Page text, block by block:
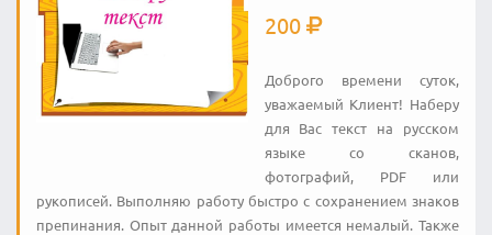
200
Доброго времени суток,
уважаемый Клиент! Наберу
для Вас текст на русском
языке со сканов,
фотографий, PDF или
рукописей. Выполняю работу быстро с сохранением знаков
препинания. Опыт данной работы имеется немалый. Также